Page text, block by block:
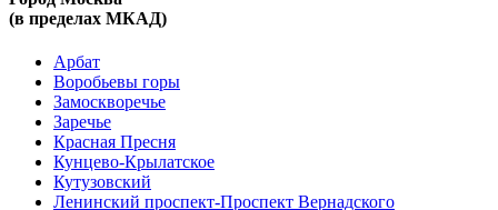
(в пределах МКАД)
Арбат
Воробьевы горы
Замоскворечье
Заречье
Красная Пресня
Кунцево-Крылатское
Кутузовский
Ленинский проспект-Проспект Вернадского